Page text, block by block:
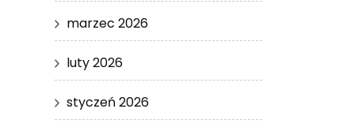
marzec 2026
luty 2026
styczeń 2026